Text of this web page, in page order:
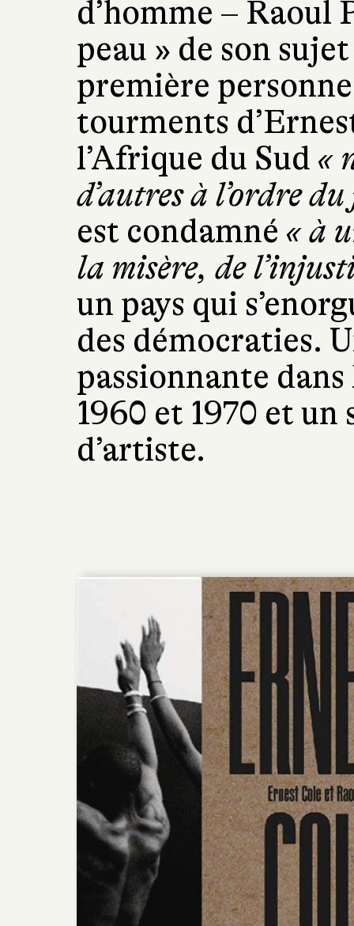
d’homme – Raoul
peau » de son
première
tourments
l’Afrique du Sud «
d’autres à l’ordre
est condamné «à
la misère, de
un pays qui
des démocraties.
passionnante
1960 et 1970 et
d’artiste.